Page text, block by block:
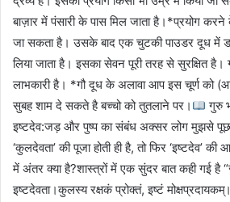
बाज़ार में पंसारी के पास मिल जाता है।*प्रयोग करने
जा सकता है। उसके बाद एक चुटकी पाउडर दूध में
लिया जाता है। इसका सेवन पूरी तरह से सुरक्षित
लाभकारी है। *गौ दूध के अलावा आप इस चूर्ण को
सुबह शाम दे सकते है बच्चो को तुतलाने पर।
गुरु
इष्टदेव:जड़ और पुष्प का संबंध अक्सर लोग मुझसे
‘कुलदेवता’ की पूजा होती ही है, तो फिर ‘इष्टदेव’
में अंतर क्या है?शास्त्रों में एक सुंदर बात कही गई है
इष्टदेवता।कुलस्य रक्षकं प्रोक्तं, इष्टं